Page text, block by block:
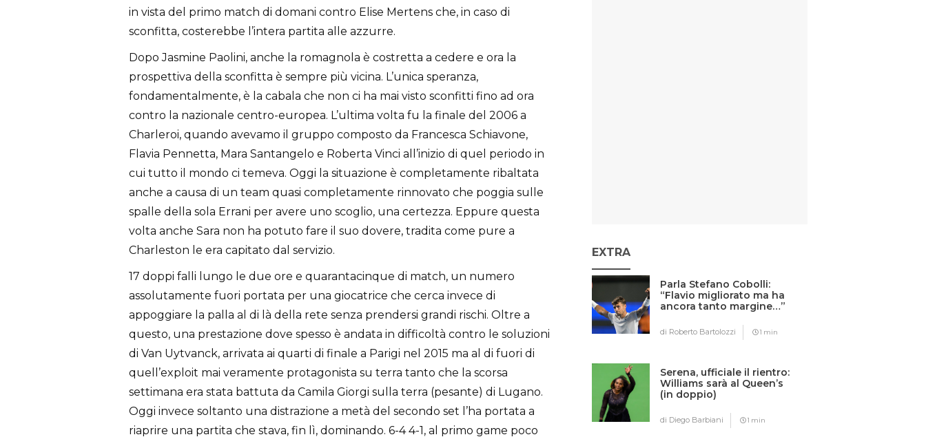
in vista del primo match di domani contro Elise Mertens che, in caso di
sconfitta, costerebbe l’intera partita alle azzurre.
Dopo Jasmine Paolini, anche la romagnola è costretta a cedere e ora la
prospettiva della sconfitta è sempre più vicina. L’unica speranza,
fondamentalmente, è la cabala che non ci ha mai visto sconfitti fino ad ora
contro la nazionale centro-europea. L’ultima volta fu la finale del 2006 a
Charleroi, quando avevamo il gruppo composto da Francesca Schiavone,
Flavia Pennetta, Mara Santangelo e Roberta Vinci all’inizio di quel periodo in
cui tutto il mondo ci temeva. Oggi la situazione è completamente ribaltata
anche a causa di un team quasi completamente rinnovato che poggia sulle
spalle della sola Errani per avere uno scoglio, una certezza. Eppure questa
volta anche Sara non ha potuto fare il suo dovere, tradita come pure a
Charleston le era capitato dal servizio.
17 doppi falli lungo le due ore e quarantacinque di match, un numero
assolutamente fuori portata per una giocatrice che cerca invece di
appoggiare la palla al di là della rete senza prendersi grandi rischi. Oltre a
questo, una prestazione dove spesso è andata in difficoltà contro le soluzioni
di Van Uytvanck, arrivata ai quarti di finale a Parigi nel 2015 ma al di fuori di
quell’exploit mai veramente protagonista su terra tanto che la scorsa
settimana era stata battuta da Camila Giorgi sulla terra (pesante) di Lugano.
Oggi invece soltanto una distrazione a metà del secondo set l’ha portata a
riaprire una partita che stava, fin lì, dominando. 6-4 4-1, al primo game poco
EXTRA
Parla Stefano Cobolli:
“Flavio migliorato ma ha
ancora tanto margine…”
di Roberto Bartolozzi 1 min
Serena, ufficiale il rientro:
Williams sarà al Queen’s
(in doppio)
di Diego Barbiani 1 min